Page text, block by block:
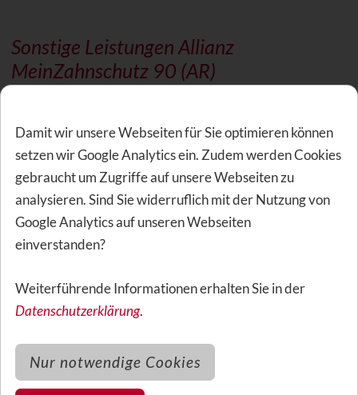
Sonstige Leistungen Allianz
MeinZahnschutz 90 (AR)
Wartezeit
In diesem Tarif gibt es keineWartezeiten.
Fehlende Zähne
Es können bis zu drei fehlende Zähne mit einem
Beitragszuschlag von jeweils 20% pro Zahn (max. also
Versicherungsschutz
Allerdings besteht Versicherunsgchutz nur, sofern der
Ersatz der fehlenden Zähne beiAntragstellung
bereits angeraten war.
Damit wir unsere Webseiten für Sie optimieren können
setzen wir Google Analytics ein. Zudem werden Cookies
gebraucht um Zugriffe auf unsere Webseiten zu
analysieren. Sind Sie widerruflich mit der Nutzung von
Google Analytics auf unseren Webseiten
einverstanden?
Weiterführende Informationen erhalten Sie in der
Datenschutzerklärung.
Nur notwendige Cookies